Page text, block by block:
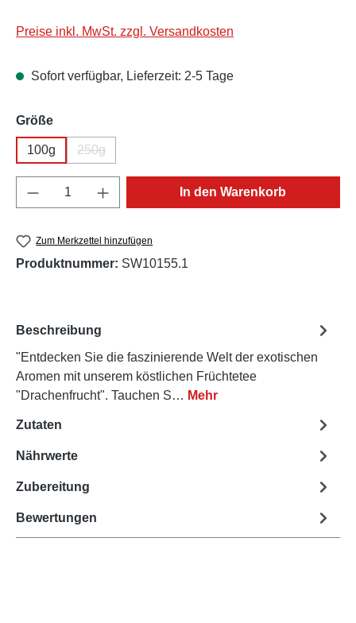
Preise inkl. MwSt. zzgl. Versandkosten
Sofort verfügbar, Lieferzeit: 2-5 Tage
Größeauswählen
100g 250g
(Diese Option ist zurzeit nicht verfügbar.)
Produkt Anzahl: Gib den gewünschten
In den Warenkorb
Zum Merkzettel hinzufügen
Produktnummer: SW10155.1
Beschreibung
"Entdecken Sie die faszinierende Welt der exotischen
Aromen mit unserem köstlichen Früchtetee
"Drachenfrucht". Tauchen S… Mehr
Zutaten
Nährwerte
Zubereitung
Bewertungen